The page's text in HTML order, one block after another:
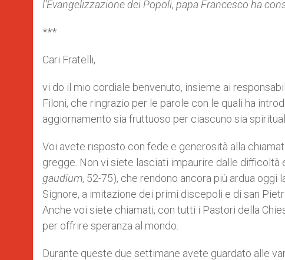
r
l’Evangelizzazione dei Popoli, papa Francesco ha
***
Cari Fratelli,
vi do il mio cordiale benvenuto, insieme ai
Filoni, che ringrazio per le parole con le quali ha
aggiornamento sia fruttuoso per ciascuno sia
Voi avete risposto con fede e generosità alla
gregge. Non vi siete lasciati impaurire dalle difficoltà
gaudium, 52-75), che rendono ancora più ardua
Signore, a imitazione dei primi discepoli e di san
Anche voi siete chiamati, con tutti i Pastori della
per offrire speranza al mondo.
Durante queste due settimane avete guardato alle